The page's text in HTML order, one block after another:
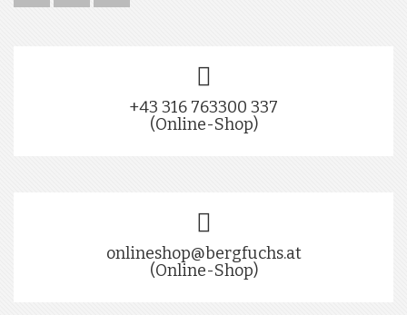
+43 316 763300 337
(Online-Shop)
onlineshop@bergfuchs.at
(Online-Shop)